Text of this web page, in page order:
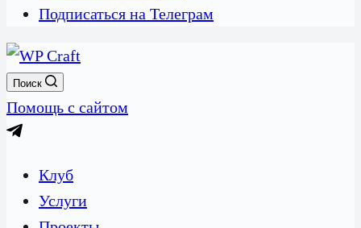
Подписаться на Телеграм
Поиск
Помощь с сайтом
Клуб
Услуги